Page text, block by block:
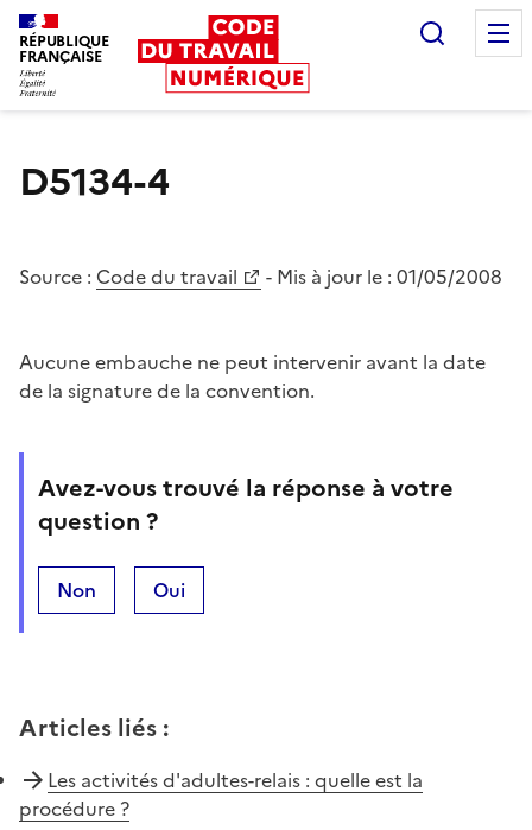
RÉPUBLIQUE
FRANÇAISE
D5134-4
Source : Code du travail - Mis à jour le : 01/05/2008
Aucune embauche ne peut intervenir avant la date
de la signature de la convention.
Avez-vous trouvé la réponse à votre
question ?
Non Oui
Articles liés :
Les activités d'adultes-relais : quelle est la
procédure ?